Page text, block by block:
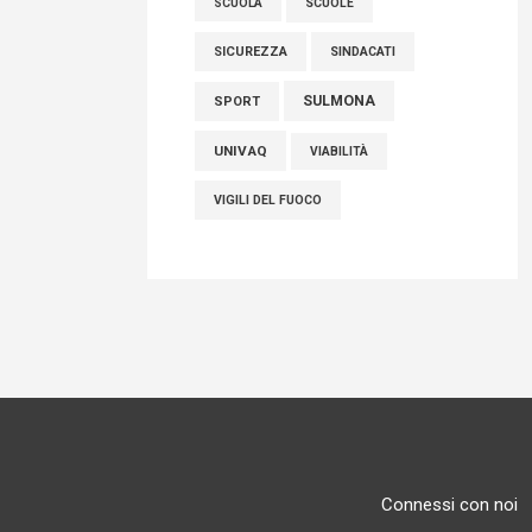
SCUOLA
SICUREZZA SINDACATI
SPORT SULMONA
UNIVAQ VIABILITÀ
VIGILI DEL FUOCO
Connessi con noi